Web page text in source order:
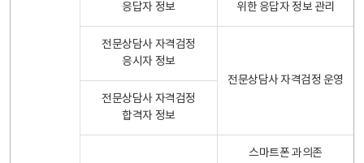
응답자 정보
위한 응답자 정보 관리
전문상담사 자격검정
응시자 정보
전문상담사 자격검정 운영
전문상담사 자격검정
합격자 정보
스마트폰 과의존